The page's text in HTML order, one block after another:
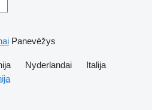
Panevėžys
Nyderlandai
Italija